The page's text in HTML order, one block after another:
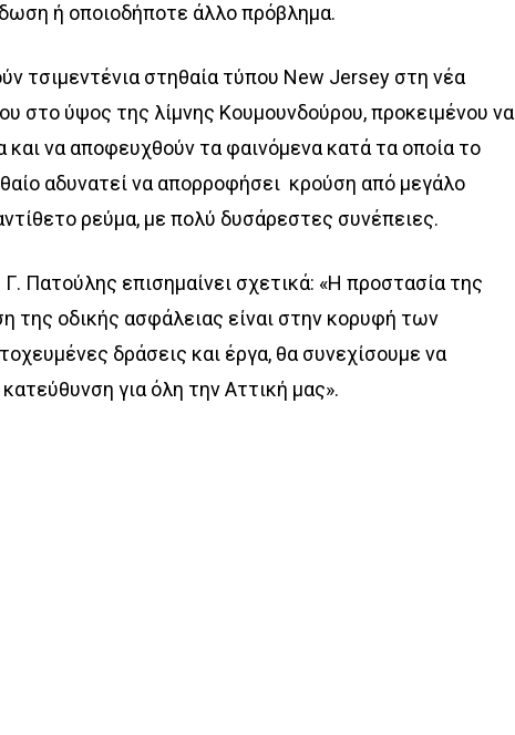
ή οποιοδήποτε άλλο πρόβλημα.
τσιμεντένια στηθαία τύπου Νew Jersey στη νέα
στο ύψος της λίμνης Κουμουνδούρου, προκειμένου να
και να αποφευχθούν τα φαινόμενα κατά τα οποία το
αδυνατεί να απορροφήσει κρούση από μεγάλο
ρεύμα, με πολύ δυσάρεστες συνέπειες.
Πατούλης επισημαίνει σχετικά: «Η προστασία της
της οδικής ασφάλειας είναι στην κορυφή των
δράσεις και έργα, θα συνεχίσουμε να
για όλη την Αττική μας».